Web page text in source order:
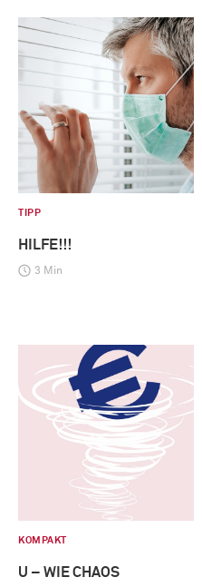
TIPP
HILFE!!!
3 Min
KOMPAKT
U – WIE CHAOS